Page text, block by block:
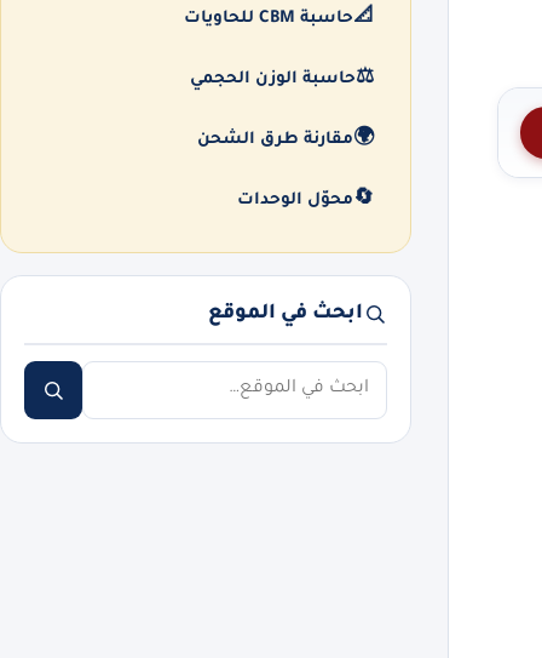
📐حاسبة CBM للحاويات
⚖️حاسبة الوزن الحجمي
🌍مقارنة طرق الشحن
🔄 محوّل الوحدات
ابحث في الموقع
ابحث